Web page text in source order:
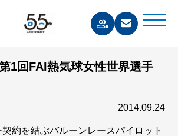
1回FAI熱気球女性世界選手
2014.09.24
約を結ぶバルーンレースパイロット